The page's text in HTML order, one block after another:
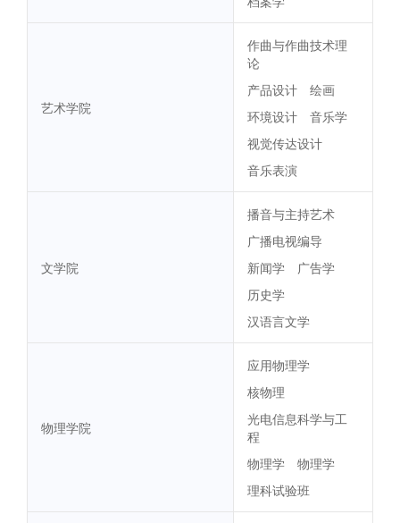
艺术学院
作曲与作曲技术理
论
产品设计
绘画
环境设计
音乐学
视觉传达设计
音乐表演
文学院
播音与主持艺术
广播电视编导
新闻学
广告学
历史学
汉语言文学
物理学院
应用物理学
核物理
光电信息科学与工
程
物理学
物理学
理科试验班